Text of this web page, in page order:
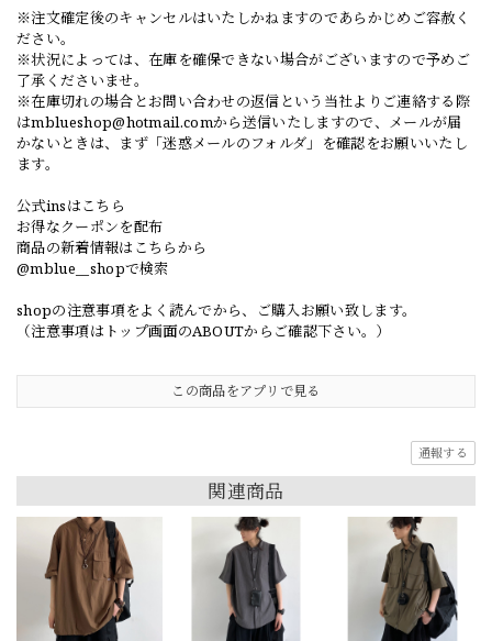
※注文確定後のキャンセルはいたしかねますのであらかじめご容赦く
ださい。
※状況によっては、在庫を確保できない場合がございますので予めご
了承くださいませ。
※在庫切れの場合とお問い合わせの返信という当社よりご連絡する際
はmblueshop@hotmail.comから送信いたしますので、メールが届
かないときは、まず「迷惑メールのフォルダ」を確認をお願いいたし
ます。
公式insはこちら
お得なクーポンを配布
商品の新着情報はこちらから
@mblue__shopで検索
shopの注意事項をよく読んでから、ご購入お願い致します。
（注意事項はトップ画面のABOUTからご確認下さい。）
この商品をアプリで見る
通報する
関連商品